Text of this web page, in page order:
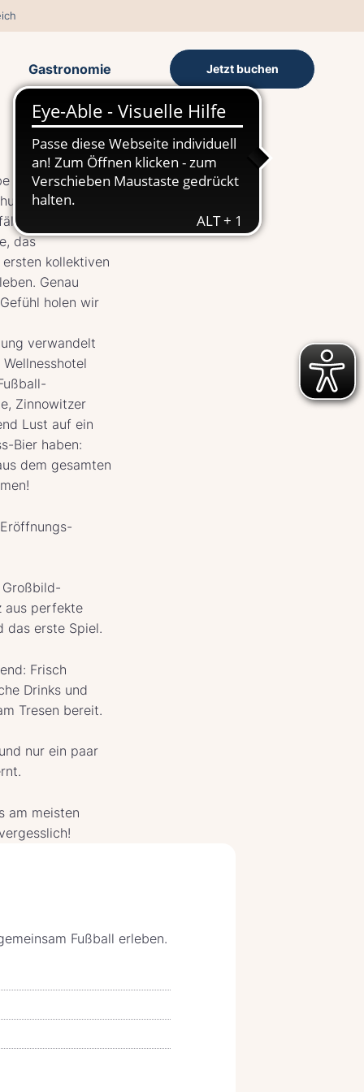
Gastronomie Jetzt buchen
Verlängerung!
für das
wollen wir
das
kollektiven
Genau
holen wir
verwandelt
Zinnowitzer
Lust auf ein
Bier haben:
dem gesamten
aus perfekte
das erste Spiel.
Frisch
Drinks und
Tresen bereit.
nur ein paar
am meisten
Fußball erleben.